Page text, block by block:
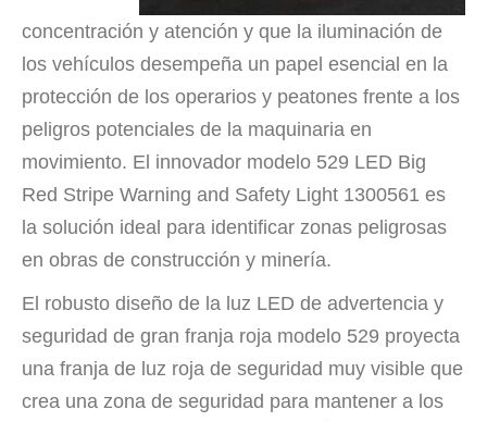
concentración y atención y que la iluminación de
los vehículos desempeña un papel esencial en la
protección de los operarios y peatones frente a los
peligros potenciales de la maquinaria en
movimiento. El innovador modelo 529 LED Big
Red Stripe Warning and Safety Light 1300561 es
la solución ideal para identificar zonas peligrosas
en obras de construcción y minería.
El robusto diseño de la luz LED de advertencia y
seguridad de gran franja roja modelo 529 proyecta
una franja de luz roja de seguridad muy visible que
crea una zona de seguridad para mantener a los